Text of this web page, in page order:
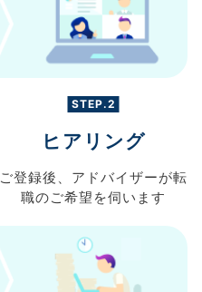
STEP.2
ヒアリング
ご登録後、 アドバイザーが転
職のご希望を伺います